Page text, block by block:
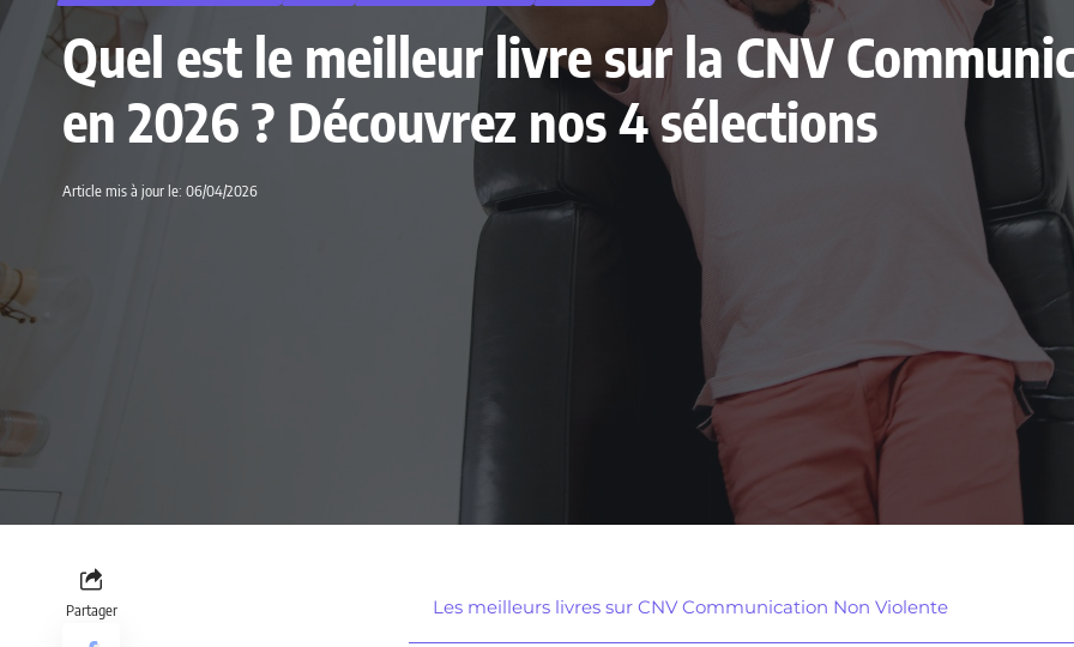
Quel est le meilleur livre sur la CNV
en 2026 ? Découvrez nos 4 sélections
Article mis à jour le: 06/04/2026
Partager Les meilleurs livres sur CNV Communication Non Violente